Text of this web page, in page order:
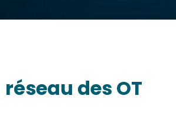
réseau des OT